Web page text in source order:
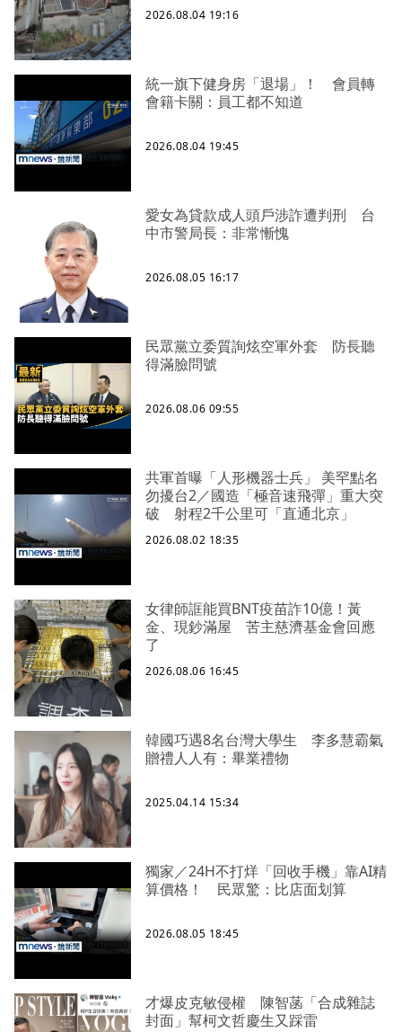
2026.08.04 19:16
統一旗下健身房「退場」！ 會員轉
會籍卡關：員工都不知道
2026.08.04 19:45
愛女為貸款成人頭戶涉詐遭判刑 台
中市警局長：非常慚愧
2026.08.05 16:17
民眾黨立委質詢炫空軍外套 防長聽
得滿臉問號
2026.08.06 09:55
共軍首曝「人形機器士兵」 美罕點名
勿擾台2／國造「極音速飛彈」重大突
破 射程2千公里可「直通北京」
2026.08.02 18:35
女律師誆能買BNT疫苗詐10億！黃
金、現鈔滿屋 苦主慈濟基金會回應
了
2026.08.06 16:45
韓國巧遇8名台灣大學生 李多慧霸氣
贈禮人人有：畢業禮物
2025.04.14 15:34
獨家／24H不打烊「回收手機」靠AI精
算價格！ 民眾驚：比店面划算
2026.08.05 18:45
才爆皮克敏侵權 陳智菡「合成雜誌
封面」幫柯文哲慶生又踩雷